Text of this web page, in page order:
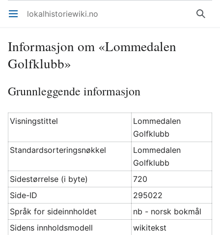
Åpne hovedmenyen lokalhistoriewiki.no Søk
Informasjon om «Lommedalen
Golfklubb»
Grunnleggende informasjon
Visningstittel
Lommedalen
Golfklubb
Standardsorteringsnøkkel
Lommedalen
Golfklubb
Sidestørrelse (i byte)
720
Side-ID
295022
Språk for sideinnholdet
nb - norsk bokmål
Sidens innholdsmodell
wikitekst